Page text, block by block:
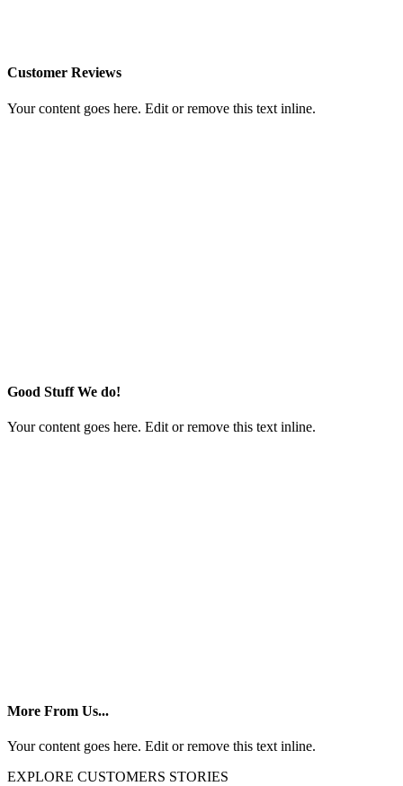
Customer Reviews
Your content goes here. Edit or remove this text inline.
Good Stuff We do!
Your content goes here. Edit or remove this text inline.
More From Us...
Your content goes here. Edit or remove this text inline.
EXPLORE CUSTOMERS STORIES